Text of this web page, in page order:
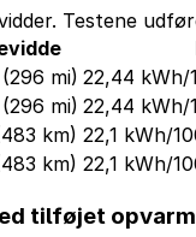
Testene
(296 mi) 22,44 kWh/
(296 mi) 22,44 kWh/
km) 22,1 kWh/
km) 22,1 kWh/
tilføjet